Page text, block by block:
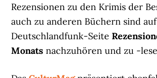
Rezensionen zu den Krimis der
auch zu anderen Büchern sind
Deutschlandfunk-Seite
Monatsnachzuhören und zu -